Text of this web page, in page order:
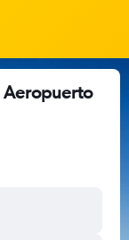
Aeropuerto